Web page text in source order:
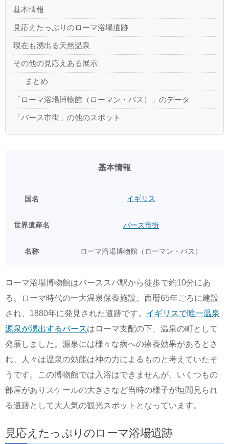
基本情報
見応えたっぷりのローマ浴場遺跡
現在も湧出る天然温泉
その他の見応えある展示
まとめ
「ローマ浴場博物館（ローマン・バス）」のデータ
「バース市街」の他のスポット
基本情報
国名 イギリス
世界遺産名 バース市街
名称 ローマ浴場博物館（ローマン・バス）
ローマ浴場博物館はバーススパ駅から徒歩で約10分にあ
る、ローマ時代の一大温泉保養施設。西暦65年ごろに建設
され、1880年に発見された遺跡です。 イギリスで唯一温泉
源泉が湧出するバースはローマ支配の下、温泉の町として
発展しました。源泉には様々な病への療養効果があるとさ
れ、人々は温泉の効能は神の力によるものと考えていたそ
うです。この博物館では入浴はできませんが、いくつもの
部屋がありスケールの大きさなど当時の様子が垣間見られ
る遺跡として大人気の観光スポットとなっています。
見応えたっぷりのローマ浴場遺跡